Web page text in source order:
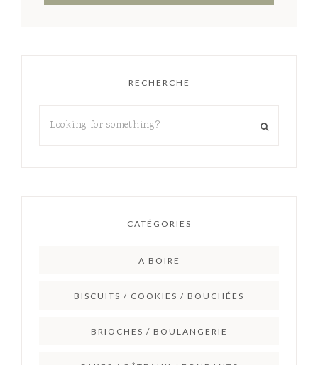
RECHERCHE
CATÉGORIES
A BOIRE
BISCUITS / COOKIES / BOUCHÉES
BRIOCHES / BOULANGERIE